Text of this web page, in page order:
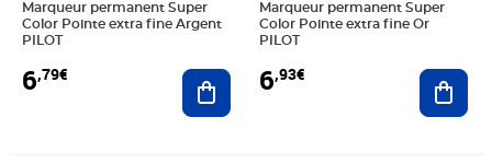
Marqueur permanent Super
Color Pointe extra fine Argent
PILOT
6,79€ Ajouter au panier
Marqueur permanent Super
Color Pointe extra fine Or
PILOT
6,93€